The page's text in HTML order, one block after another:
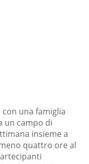
una famiglia
un campo di
insieme a
quattro ore al